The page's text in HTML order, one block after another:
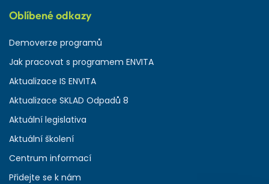
Oblíbené odkazy
Demoverze programů
Jak pracovat s programem ENVITA
Aktualizace IS ENVITA
Aktualizace SKLAD Odpadů 8
Aktuální legislativa
Aktuální školení
Centrum informací
Přidejte se k nám